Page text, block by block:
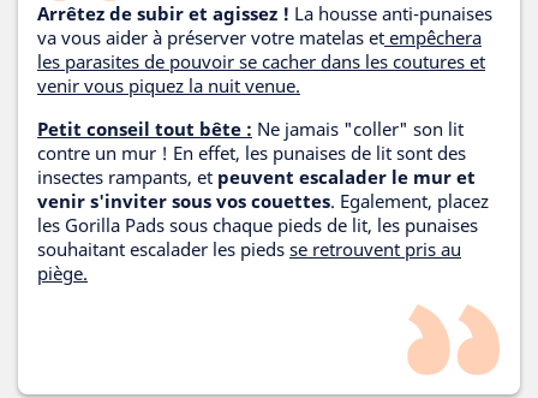
Arrêtez de subir et agissez ! La housse anti-punaises
va vous aider à préserver votre matelas et empêchera
les parasites de pouvoir se cacher dans les coutures et
venir vous piquez la nuit venue.
Petit conseil tout bête : Ne jamais "coller" son lit
contre un mur ! En effet, les punaises de lit sont des
insectes rampants, et peuvent escalader le mur et
venir s'inviter sous vos couettes. Egalement, placez
les Gorilla Pads sous chaque pieds de lit, les punaises
souhaitant escalader les pieds se retrouvent pris au
piège.